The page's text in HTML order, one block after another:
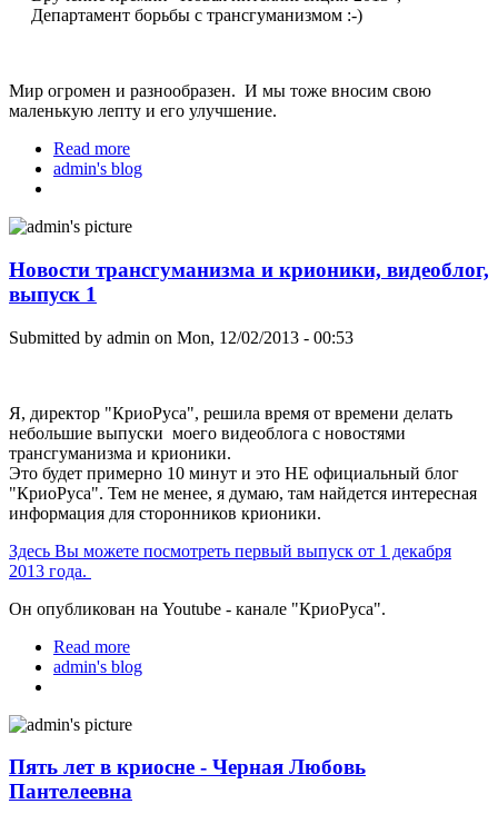
Департамент борьбы с трансгуманизмом :-)
Мир огромен и разнообразен. И мы тоже вносим свою
маленькую лепту и его улучшение.
Read more
admin's blog
Новости трансгуманизма и крионики, видеоблог,
выпуск 1
Submitted by admin on Mon, 12/02/2013 - 00:53
Я, директор "КриоРуса", решила время от времени делать
небольшие выпуски моего видеоблога с новостями
трансгуманизма и крионики.
Это будет примерно 10 минут и это НЕ официальный блог
"КриоРуса". Тем не менее, я думаю, там найдется интересная
информация для сторонников крионики.
Здесь Вы можете посмотреть первый выпуск от 1 декабря
2013 года.
Он опубликован на Youtube - канале "КриоРуса".
Read more
видеоблог, выпуск 1
admin's blog
Пять лет в криосне - Черная Любовь
Пантелеевна